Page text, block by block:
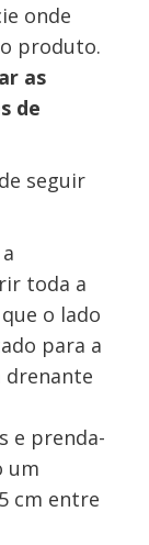
onde
produto.
as
de
seguir
toda a
o lado
para a
drenante
e prenda-
um
cm entre